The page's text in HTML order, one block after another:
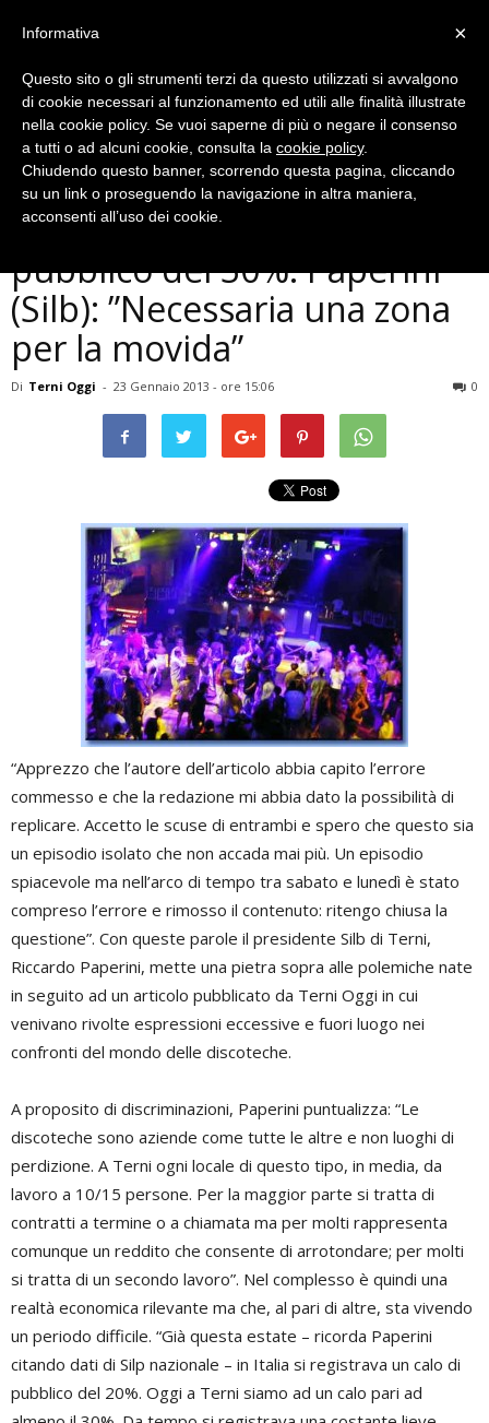
Musica e Spettacoli
Discoteche ternane, calo
pubblico del 30%. Paperini
(Silb): ”Necessaria una zona
per la movida”
Di Terni Oggi - 23 Gennaio 2013 - ore 15:06 0
“Apprezzo che l’autore dell’articolo abbia capito l’errore
commesso e che la redazione mi abbia dato la possibilità di
replicare. Accetto le scuse di entrambi e spero che questo sia
un episodio isolato che non accada mai più. Un episodio
spiacevole ma nell’arco di tempo tra sabato e lunedì è stato
compreso l’errore e rimosso il contenuto: ritengo chiusa la
questione”. Con queste parole il presidente Silb di Terni,
Riccardo Paperini, mette una pietra sopra alle polemiche nate
in seguito ad un articolo pubblicato da Terni Oggi in cui
venivano rivolte espressioni eccessive e fuori luogo nei
confronti del mondo delle discoteche.
A proposito di discriminazioni, Paperini puntualizza: “Le
discoteche sono aziende come tutte le altre e non luoghi di
perdizione. A Terni ogni locale di questo tipo, in media, da
lavoro a 10/15 persone. Per la maggior parte si tratta di
contratti a termine o a chiamata ma per molti rappresenta
comunque un reddito che consente di arrotondare; per molti
si tratta di un secondo lavoro”. Nel complesso è quindi una
realtà economica rilevante ma che, al pari di altre, sta vivendo
un periodo difficile. “Già questa estate – ricorda Paperini
citando dati di Silp nazionale – in Italia si registrava un calo di
pubblico del 20%. Oggi a Terni siamo ad un calo pari ad
×
Informativa
Questo sito o gli strumenti terzi da questo utilizzati si avvalgono
di cookie necessari al funzionamento ed utili alle finalità illustrate
nella cookie policy. Se vuoi saperne di più o negare il consenso
a tutti o ad alcuni cookie, consulta la cookie policy.
Chiudendo questo banner, scorrendo questa pagina, cliccando
su un link o proseguendo la navigazione in altra maniera,
acconsenti all’uso dei cookie.